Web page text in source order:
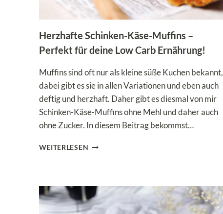
Herzhafte Schinken-Käse-Muffins –
Perfekt für deine Low Carb Ernährung!
Muffins sind oft nur als kleine süße Kuchen bekannt,
dabei gibt es sie in allen Variationen und eben auch
deftig und herzhaft. Daher gibt es diesmal von mir
Schinken-Käse-Muffins ohne Mehl und daher auch
ohne Zucker. In diesem Beitrag bekommst…
WEITERLESEN HERZHAFTE
–
PERFEKT
FÜR